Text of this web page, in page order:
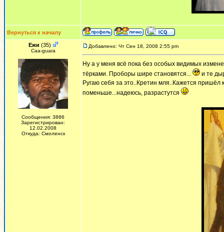
Вернуться к началу
Ежи (35)
Сaa-guara
Сообщения: 3886
Зарегистрирован:
12.02.2008
Откуда: Смоленск
Добавлено: Чт Сен 18, 2008 2:55 pm
Ну а у меня всё пока без особых видимых
тёрками. Проборы шире становятся...
и те
Ругаю себя за это..Кретин мля..Кажется пришёл
поменьше...надеюсь, разрастутся